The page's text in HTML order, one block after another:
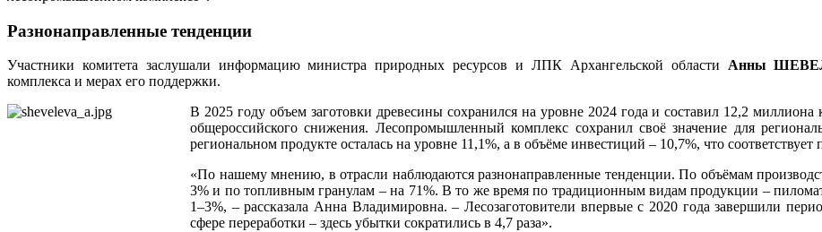
Разнонаправленные тенденции
Участники комитета заслушали информацию министра природных ресурсов и ЛПК Архангельской области Анны
комплекса и мерах его поддержки.
В 2025 году объем заготовки древесины сохранился на уровне 2024 года и составил 12,2
общероссийского снижения. Лесопромышленный комплекс сохранил своё значение для
региональном продукте осталась на уровне 11,1%, а в объёме инвестиций – 10,7%, что соответствует
«По нашему мнению, в отрасли наблюдаются разнонаправленные тенденции. По объёмам
3% и по топливным гранулам – на 71%. В то же время по традиционным видам продукции –
1–3%, – рассказала Анна Владимировна. – Лесозаготовители впервые с 2020 года завершили
сфере переработки – здесь убытки сократились в 4,7 раза».